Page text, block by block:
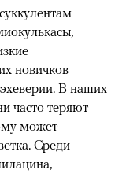
новичков
В наших
часто теряют
может
Среди